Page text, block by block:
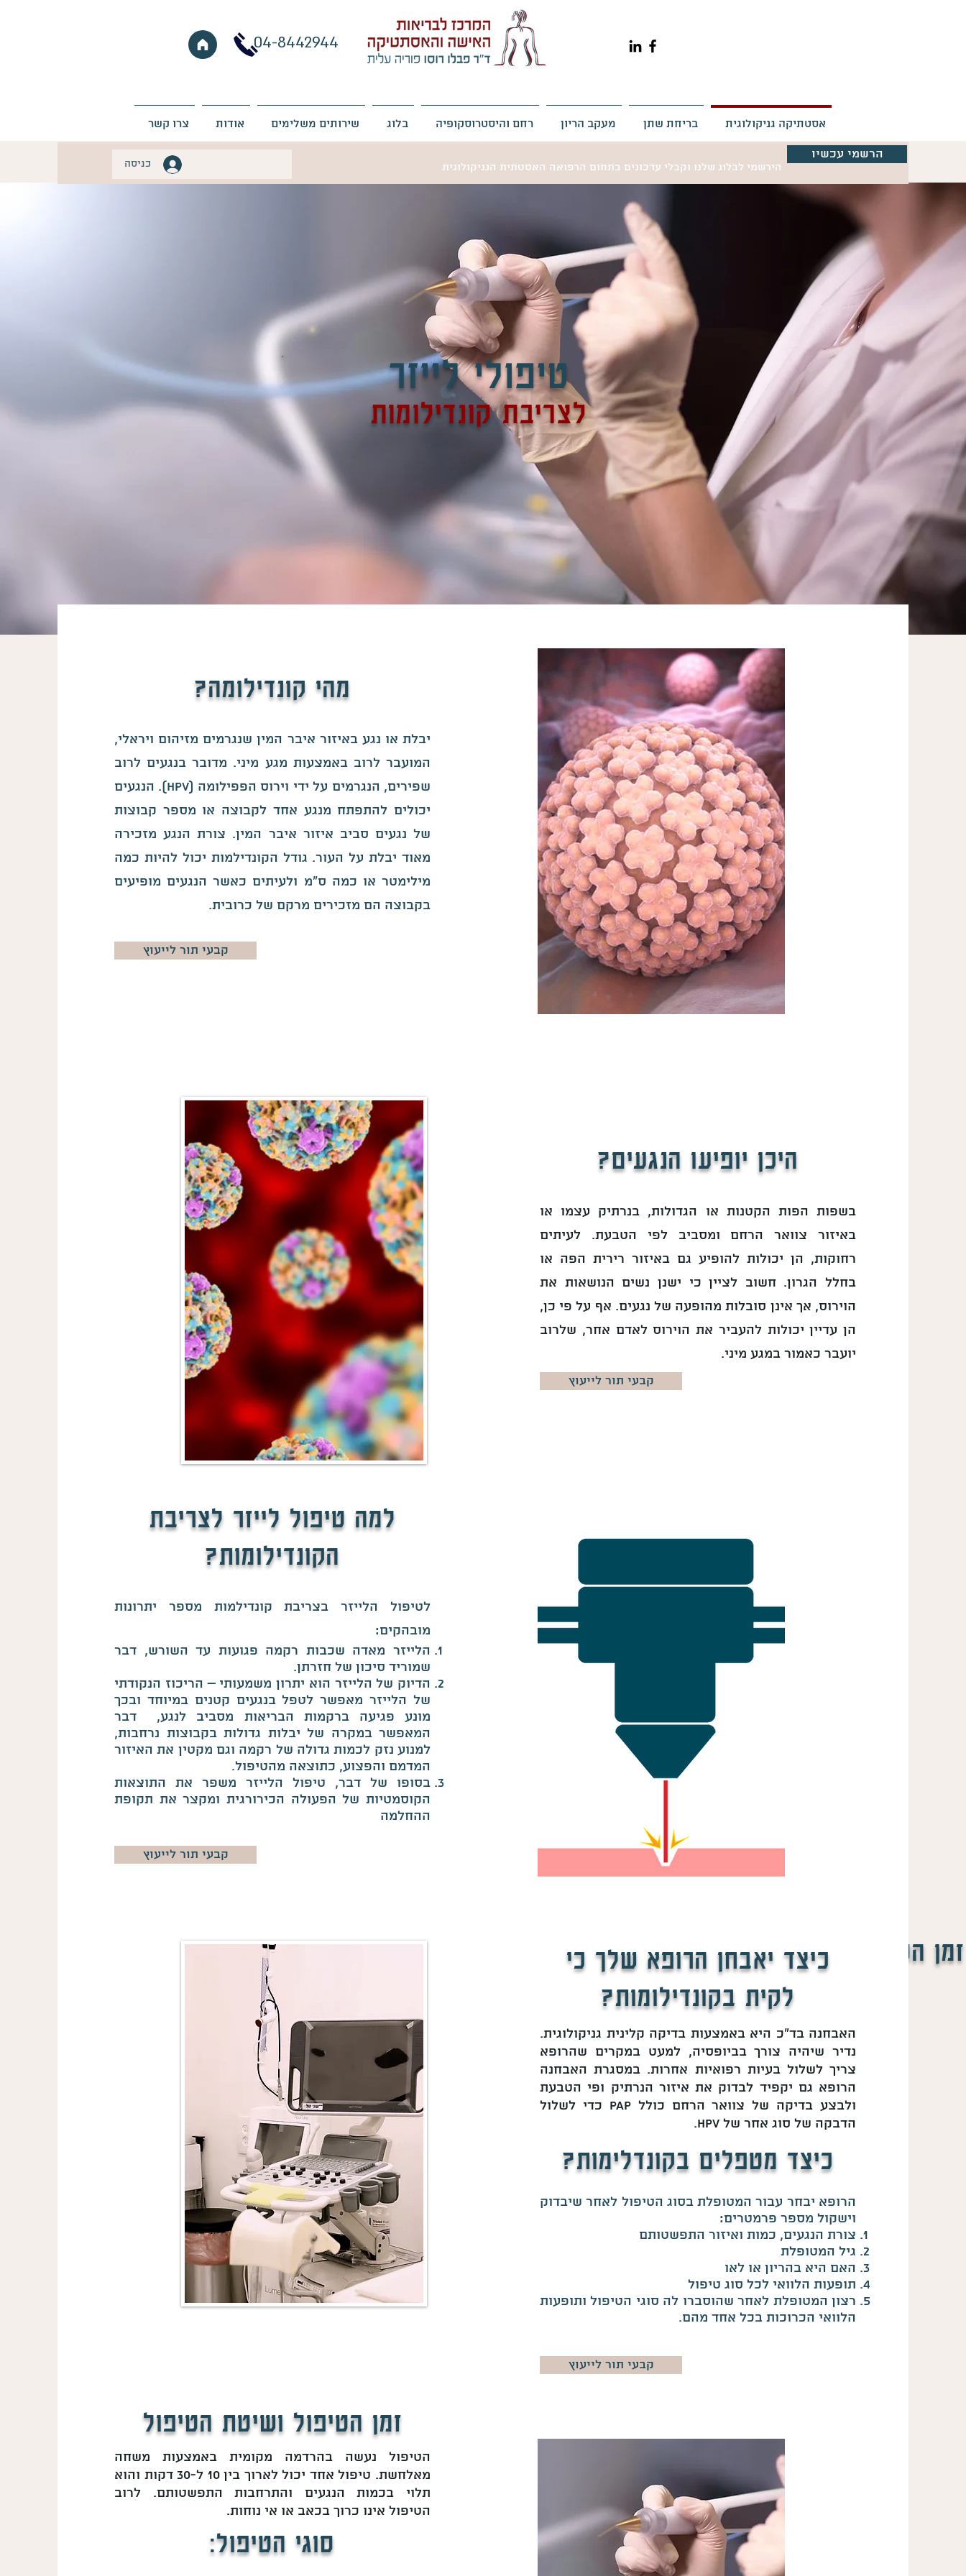
04-8442944
אסטתיקה גניקולוגית בריחת שתן מעקב הריון רחם והיסטרוסקופיה בלוג שירותים משלימים אודות צרו קשר
כניסה הירשמי לבלוג שלנו וקבלי עדכונים בתחום הרפואה האסטתית הגניקולוגית
הרשמי עכשיו
טיפולי לייזר
לצריבת קונדילומות
מהי קונדילומה?
יבלת או נגע באיזור איבר המין שנגרמים מזיהום ויראלי,
המועבר לרוב באמצעות מגע מיני. מדובר בנגעים לרוב
שפירים, הנגרמים על ידי וירוס הפפילומה (hpv). הנגעים
יכולים להתפתח מנגע אחד לקבוצה או מספר קבוצות
של נגעים סביב איזור איבר המין. צורת הנגע מזכירה
מאוד יבלת על העור. גודל הקונדילמות יכול להיות כמה
מילימטר או כמה ס"מ ולעיתים כאשר הנגעים מופיעים
בקבוצה הם מזכירים מרקם של כרובית.
קבעי תור לייעוץ
היכן יופיעו הנגעים?
בשפות הפות הקטנות או הגדולות, בנרתיק עצמו או
באיזור צוואר הרחם ומסביב לפי הטבעת. לעיתים
רחוקות, הן יכולות להופיע גם באיזור רירית הפה או
בחלל הגרון. חשוב לציין כי ישנן נשים הנושאות את
הוירוס, אך אינן סובלות מהופעה של נגעים. אף על פי כן,
הן עדיין יכולות להעביר את הוירוס לאדם אחר, שלרוב
יועבר כאמור במגע מיני.
קבעי תור לייעוץ
למה טיפול לייזר לצריבת
הקונדילומות?
לטיפול הלייזר בצריבת קונדילמות מספר יתרונות
מובהקים:
הלייזר מאדה שכבות רקמה פגועות עד השורש, דבר
שמוריד סיכון של חזרתן.
הדיוק של הלייזר הוא יתרון משמעותי – הריכוז הנקודתי
של הלייזר מאפשר לטפל בנגעים קטנים במיוחד ובכך
מונע פגיעה ברקמות הבריאות מסביב לנגע, דבר
המאפשר במקרה של יבלות גדולות בקבוצות נרחבות,
למנוע נזק לכמות גדולה של רקמה וגם מקטין את האיזור
המדמם והפצוע, כתוצאה מהטיפול.
בסופו של דבר, טיפול הלייזר משפר את התוצאות
הקוסמטיות של הפעולה הכירורגית ומקצר את תקופת
ההחלמה
קבעי תור לייעוץ
זמן הטיפול ושיטת הטיפולכיצד יאבחן הרופא שלך כי
לקית בקונדילומות?
האבחנה בד"כ היא באמצעות בדיקה קלינית גניקולוגית.
נדיר שיהיה צורך בביופסיה, למעט במקרים שהרופא
צריך לשלול בעיות רפואיות אחרות. במסגרת האבחנה
הרופא גם יקפיד לבדוק את איזור הנרתיק ופי הטבעת
ולבצע בדיקה של צוואר הרחם כולל pap כדי לשלול
הדבקה של סוג אחר של hpv.
כיצד מטפלים בקונדלימות?
הרופא יבחר עבור המטופלת בסוג הטיפול לאחר שיבדוק
וישקול מספר פרמטרים:
צורת הנגעים, כמות ואיזור התפשטותם
גיל המטופלת
האם היא בהריון או לאו
תופעות הלוואי לכל סוג טיפול
רצון המטופלת לאחר שהוסברו לה סוגי הטיפול ותופעות
הלוואי הכרוכות בכל אחד מהם.
קבעי תור לייעוץ
זמן הטיפול ושיטת הטיפול
הטיפול נעשה בהרדמה מקומית באמצעות משחה
מאלחשת. טיפול אחד יכול לארוך בין 10 ל-30 דקות והוא
תלוי בכמות הנגעים והתרחבות התפשטותם. לרוב
הטיפול אינו כרוך בכאב או אי נוחות.
סוגי הטיפול: